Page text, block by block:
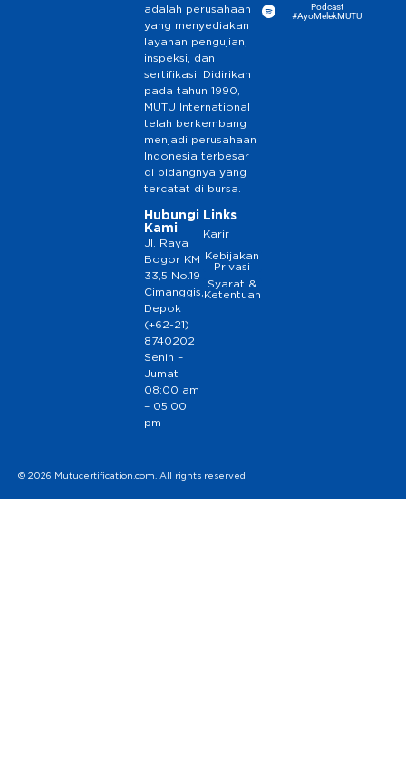
adalah perusahaan
yang menyediakan
layanan pengujian,
inspeksi, dan
sertifikasi. Didirikan
pada tahun 1990,
MUTU International
telah berkembang
menjadi perusahaan
Indonesia terbesar
di bidangnya yang
tercatat di bursa.
Hubungi
Kami
Jl. Raya
Bogor KM
33,5 No.19
Cimanggis,
Depok
(+62-21)
8740202
Senin –
Jumat
08:00 am
– 05:00
pm
Links
Karir
Kebijakan
Privasi
Syarat &
Ketentuan
Podcast
#AyoMelekMUTU
© 2026 Mutucertification.com. All rights reserved